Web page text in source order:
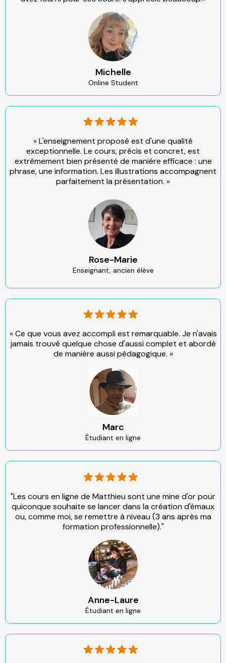
Michelle
Online Student
« L'enseignement proposé est d'une qualité
exceptionnelle. Le cours, précis et concret, est
extrêmement bien présenté de manière efficace : une
phrase, une information. Les illustrations accompagnent
parfaitement la présentation. »
Rose-Marie
Enseignant, ancien élève
« Ce que vous avez accompli est remarquable. Je n'avais
jamais trouvé quelque chose d'aussi complet et abordé
de manière aussi pédagogique. »
Marc
Étudiant en ligne
"Les cours en ligne de Matthieu sont une mine d'or pour
quiconque souhaite se lancer dans la création d'émaux
ou, comme moi, se remettre à niveau (3 ans après ma
formation professionnelle)."
Anne-Laure
Étudiant en ligne